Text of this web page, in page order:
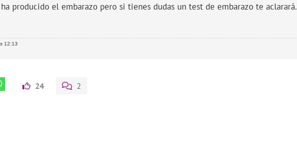
producido el embarazo pero si tienes dudas un test de embarazo te aclarará.
12:13
24 2